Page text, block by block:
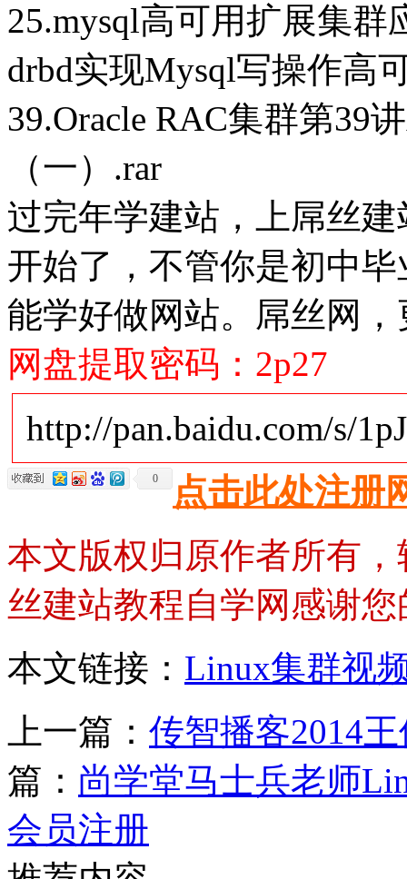
25.mysql高可用扩展集群
drbd实现Mysql写操作高
39.Oracle RAC集群第39
（一）.rar
过完年学建站，上屌丝
开始了，不管你是初中
能学好做网站。屌丝网
网盘提取密码：2p27
http://pan.baidu.com/s/
点击此处注册
0
本文版权归原作者所有
丝建站教程自学网感谢
本文链接： Linux集群视
上一篇： 传智播客2014
篇： 尚学堂马士兵老师
会员注册